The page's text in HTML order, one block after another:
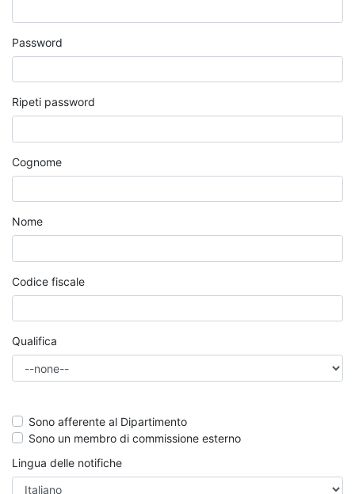
Password
Ripeti password
Cognome
Nome
Codice fiscale
Qualifica
Sono afferente al Dipartimento
Sono un membro di commissione esterno
Lingua delle notifiche